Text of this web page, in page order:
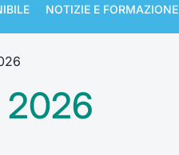
NOTIZIE E FORMAZIONE
2026